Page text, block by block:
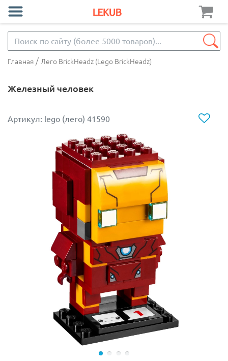
Главная / Лего BrickHeadz (Lego BrickHeadz)
Железный человек
Артикул: lego (лего) 41590